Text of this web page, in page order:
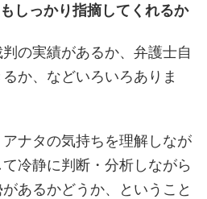
しっかり指摘してくれるか
の実績があるか、弁護士自
か、などいろいろありま
ナタの気持ちを理解しなが
冷静に判断・分析しながら
あるかどうか、ということ